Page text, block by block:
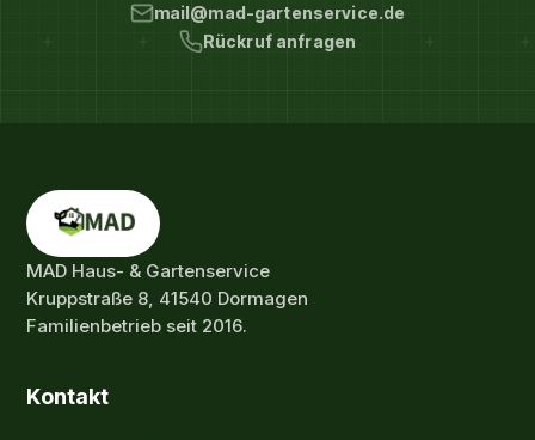
mail@mad-gartenservice.de
Rückruf anfragen
MAD Haus- & Gartenservice
Kruppstraße 8, 41540 Dormagen
Familienbetrieb seit 2016.
Kontakt